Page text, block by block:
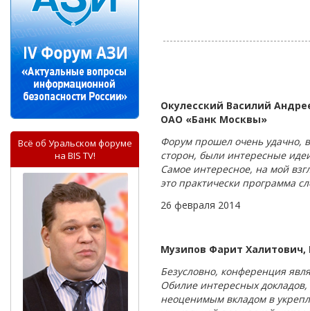
Всё об Уральском форуме
на BIS TV!
Окулесский Василий
ОАО «Банк Москвы»
Форум прошел очень удачно,
сторон, были интересные
Самое интересное, на мой
это практически программа
26 февраля 2014
Музипов Фарит
Безусловно, конференция
Обилие интересных
неоценимым вкладом в